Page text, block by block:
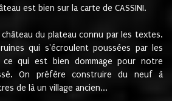
est bien sur la carte de CASSINI.
du plateau connu par les textes.
qui s'écroulent poussées par les
qui est bien dommage pour notre
On préfère construire du neuf à
de là un village ancien...